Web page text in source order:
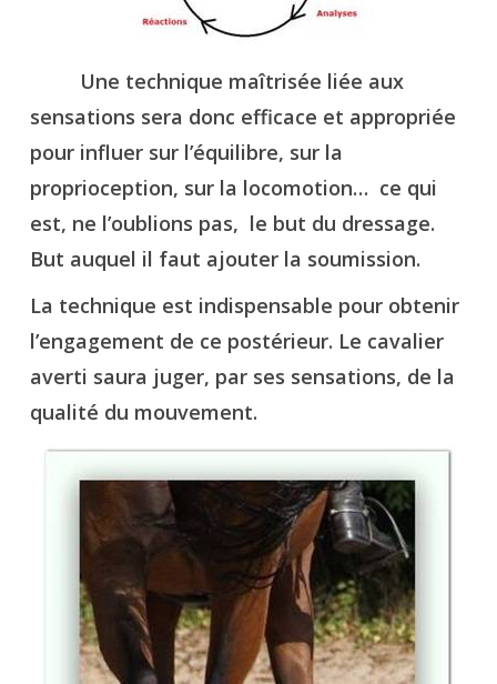
Une technique maîtrisée liée aux
sensations sera donc efficace et appropriée
pour influer sur l’équilibre, sur la
proprioception, sur la locomotion… ce qui
est, ne l’oublions pas, le but du dressage.
But auquel il faut ajouter la soumission.
La technique est indispensable pour obtenir
l’engagement de ce postérieur. Le cavalier
averti saura juger, par ses sensations, de la
qualité du mouvement.